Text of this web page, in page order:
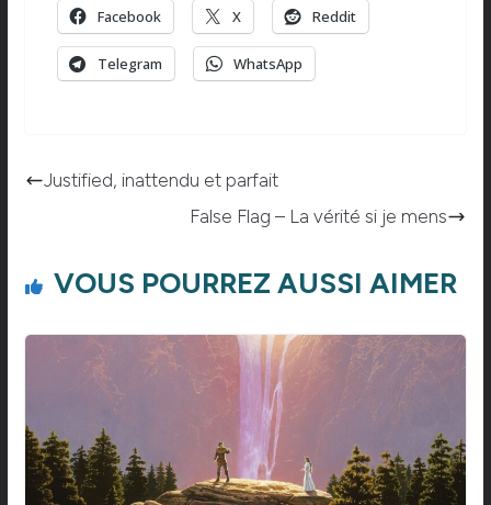
Facebook X Reddit
Telegram WhatsApp
Justified, inattendu et parfait
False Flag – La vérité si je mens
VOUS POURREZ AUSSI AIMER